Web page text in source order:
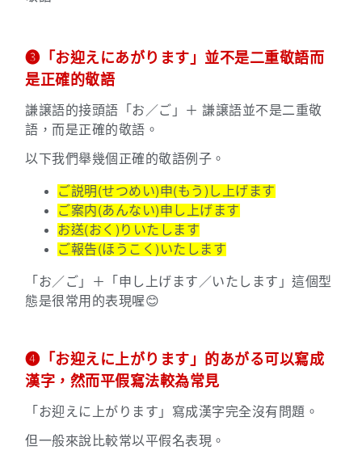
➌「お迎えにあがります」並不是二重敬語而
是正確的敬語
謙譲語的接頭語「お／ご」＋ 謙譲語並不是二重敬
語，而是正確的敬語。
以下我們舉幾個正確的敬語例子。
ご説明(せつめい)申(もう)し上げます
ご案内(あんない)申し上げます
お送(おく)りいたします
ご報告(ほうこく)いたします
「お／ご」＋「申し上げます／いたします」這個型
態是很常用的表現喔😊
➍「お迎えに上がります」的あがる可以寫成
漢字，然而平假寫法較為常見
「お迎えに上がります」寫成漢字完全沒有問題。
但一般來說比較常以平假名表現。